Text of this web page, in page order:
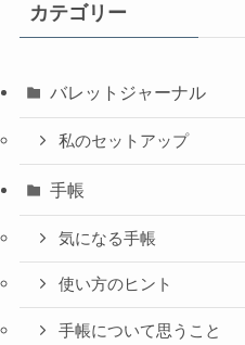
カテゴリー
バレットジャーナル
私のセットアップ
手帳
気になる手帳
使い方のヒント
手帳について思うこと